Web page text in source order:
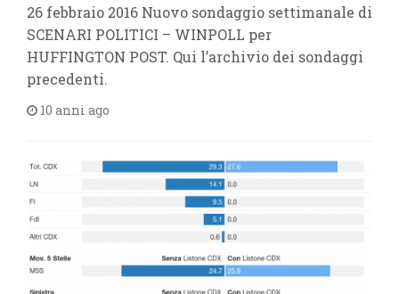
26 febbraio 2016 Nuovo sondaggio settimanale di
SCENARI POLITICI – WINPOLL per
HUFFINGTON POST. Qui l’archivio dei sondaggi
precedenti.
10 anni ago